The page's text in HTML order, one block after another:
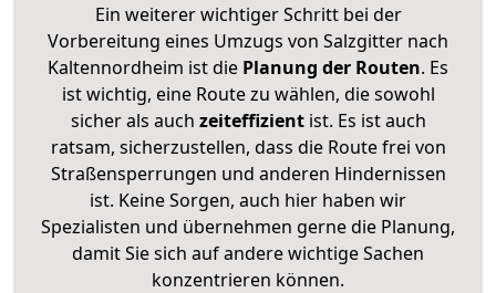
Ein weiterer wichtiger Schritt bei der
Vorbereitung eines Umzugs von Salzgitter nach
Kaltennordheim ist die Planung der Routen. Es
ist wichtig, eine Route zu wählen, die sowohl
sicher als auch zeiteffizientist. Es ist auch
ratsam, sicherzustellen, dass die Route frei von
Straßensperrungen und anderen Hindernissen
ist. Keine Sorgen, auch hier haben wir
Spezialisten und übernehmen gerne die Planung,
damit Sie sich auf andere wichtige Sachen
konzentrieren können.